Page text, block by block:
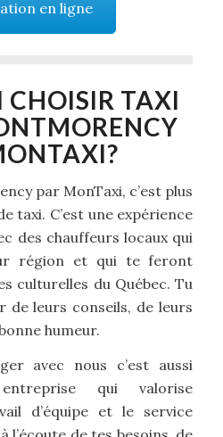
en ligne
CHOISIR TAXI
par MonTaxi, c’est plus
taxi. C’est une expérience
des chauffeurs locaux qui
région et qui te feront
culturelles du Québec. Tu
leurs conseils, de leurs
humeur.
avec nous c’est aussi
qui valorise
d’équipe et le service